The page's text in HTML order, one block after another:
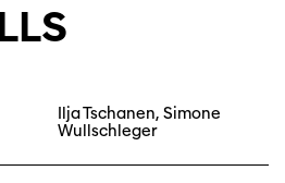
Ilja Tschanen, Simone
Wullschleger